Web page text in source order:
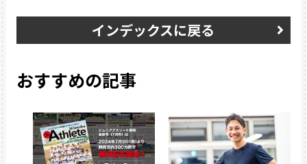
インデックスに戻る
おすすめの記事